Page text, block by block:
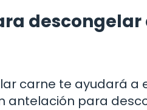
descongelar
carne te ayudará a
antelación para